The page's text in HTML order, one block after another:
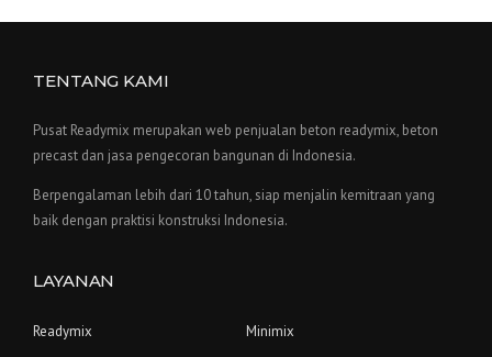
TENTANG KAMI
Pusat Readymix merupakan web penjualan beton readymix, beton
precast dan jasa pengecoran bangunan di Indonesia.
Berpengalaman lebih dari 10 tahun, siap menjalin kemitraan yang
baik dengan praktisi konstruksi Indonesia.
LAYANAN
Readymix Minimix